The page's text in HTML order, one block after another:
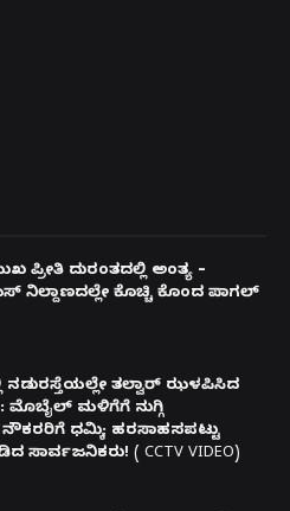
ಪ್ರೀತಿ ದುರಂತದಲ್ಲಿ ಅಂತ್ಯ –
ನಿಲ್ದಾಣದಲ್ಲೇ ಕೊಚ್ಚಿ ಕೊಂದ ಪಾಗಲ್
ತಲ್ವಾರ್ ಝಳಪಿಸಿದ
ಮೊಬೈಲ್ ಮಳಿಗೆಗೆ ನುಗ್ಗಿ
ನೌಕರರಿಗೆ ಧಮ್ಕಿ; ಹರಸಾಹಸಪಟ್ಟು
ಸಾರ್ವಜನಿಕರು! ( CCTV VIDEO)